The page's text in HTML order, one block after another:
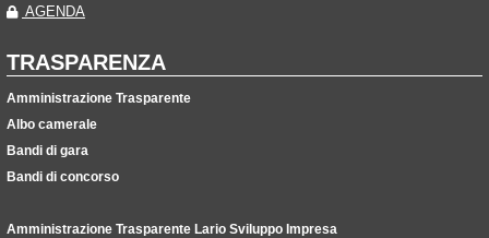
AGENDA
TRASPARENZA
Amministrazione Trasparente
Albo camerale
Bandi di gara
Bandi di concorso
Amministrazione Trasparente Lario Sviluppo Impresa